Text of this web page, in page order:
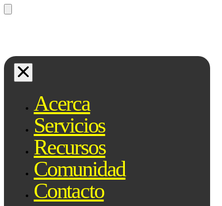
Acerca
Servicios
Recursos
Comunidad
Contacto